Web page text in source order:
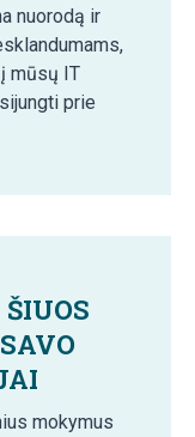
nuorodą ir
mūsų IT
prie
mokymus